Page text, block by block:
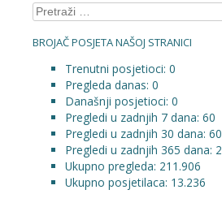
Pretraga:
BROJAČ POSJETA NAŠOJ STRANICI
Trenutni posjetioci: 0
Pregleda danas: 0
Današnji posjetioci: 0
Pregledi u zadnjih 7 dana: 60
Pregledi u zadnjih 30 dana:
Pregledi u zadnjih 365 dana:
Ukupno pregleda: 211.906
Ukupno posjetilaca: 13.236